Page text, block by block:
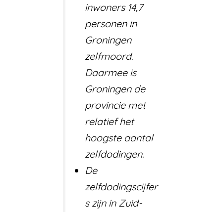
inwoners 14,7
personen in
Groningen
zelfmoord.
Daarmee is
Groningen de
provincie met
relatief het
hoogste aantal
zelfdodingen.
De
zelfdodingscijfer
s zijn in Zuid-